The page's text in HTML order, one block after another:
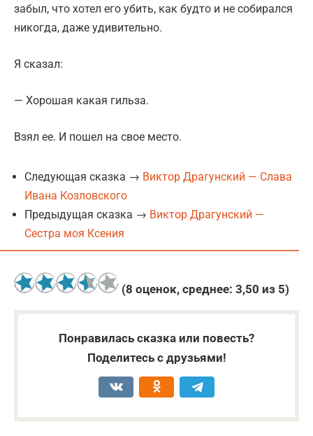
забыл, что хотел его убить, как будто и не собирался
никогда, даже удивительно.
Я сказал:
— Хорошая какая гильза.
Взял ее. И пошел на свое место.
Следующая сказка → Виктор Драгунский — Слава
Ивана Козловского
Предыдущая сказка → Виктор Драгунский —
Сестра моя Ксения
(8 оценок, среднее: 3,50 из 5)
Понравилась сказка или повесть?
Поделитесь с друзьями!